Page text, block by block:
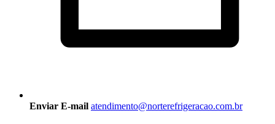
Enviar E-mail atendimento@norterefrigeracao.com.br